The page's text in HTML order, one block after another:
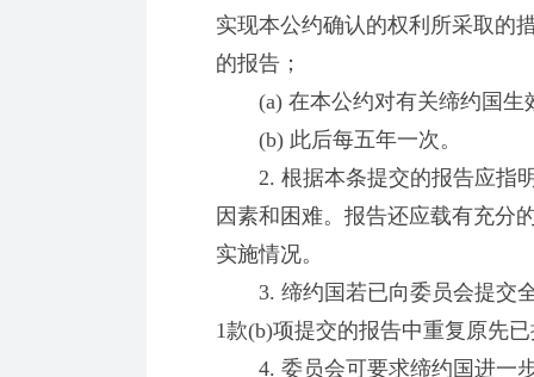
实现本公约确认的权利所采取的
的报告；
(a) 在本公约对有关缔约国生
(b) 此后每五年一次。
2. 根据本条提交的报告应指明
因素和困难。报告还应载有充分
实施情况。
3. 缔约国若已向委员会提交全
1款(b)项提交的报告中重复原先
4. 委员会可要求缔约国进一步